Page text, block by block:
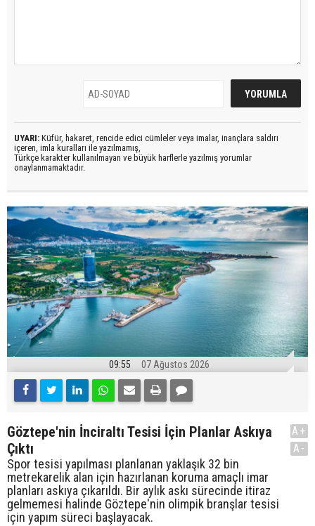
UYARI: Küfür, hakaret, rencide edici cümleler veya imalar, inançlara saldırı
içeren, imla kuralları ile yazılmamış,
Türkçe karakter kullanılmayan ve büyük harflerle yazılmış yorumlar
onaylanmamaktadır.
09:55 07 Ağustos 2026
Göztepe'nin İnciraltı Tesisi İçin Planlar Askıya
Çıktı
Spor tesisi yapılması planlanan yaklaşık 32 bin
metrekarelik alan için hazırlanan koruma amaçlı imar
planları askıya çıkarıldı. Bir aylık askı sürecinde itiraz
gelmemesi halinde Göztepe'nin olimpik branşlar tesisi
için yapım süreci başlayacak.
A+
A-